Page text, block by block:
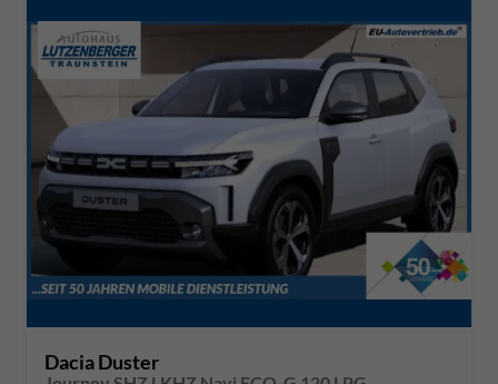
Dacia Duster